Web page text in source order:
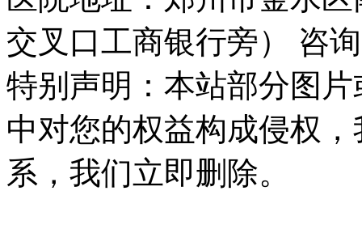
交叉口工商银行旁） 咨
特别声明：本站部分图
中对您的权益构成侵权
系，我们立即删除。